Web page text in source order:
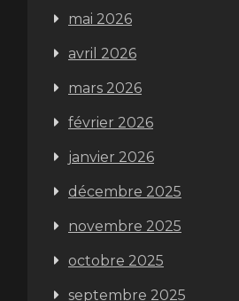
mai 2026
avril 2026
mars 2026
février 2026
janvier 2026
décembre 2025
novembre 2025
octobre 2025
septembre 2025